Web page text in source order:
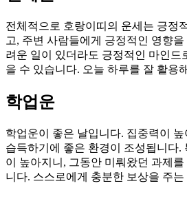
전체적으로 호랑이띠의 운세는 긍정
고, 주변 사람들에게 긍정적인 영향
려운 일이 있더라도 긍정적인 마인드
을 수 있습니다. 오늘 하루를 잘 활용
학업운
학업운이 좋은 날입니다. 집중력이
습득하기에 좋은 환경이 조성됩니다.
이 높아지니, 그동안 미뤄왔던 과제
니다. 스스로에게 충분한 보상을 주